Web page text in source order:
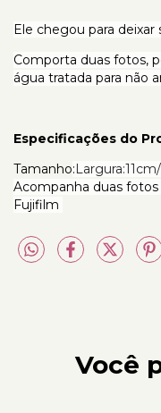
Ele chegou para deixar
Comporta duas fotos,
água tratada para não
Especificações do
Tamanho:Largura:11cm/
Acompanha duas
Fujifilm
Você